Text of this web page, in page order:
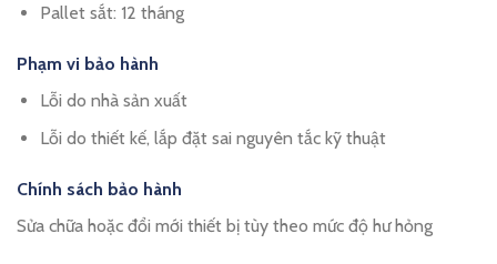
Pallet sắt: 12 tháng
Phạm vi bảo hành
Lỗi do nhà sản xuất
Lỗi do thiết kế, lắp đặt sai nguyên tắc kỹ thuật
Chính sách bảo hành
Sửa chữa hoặc đổi mới thiết bị tùy theo mức độ hư hỏng